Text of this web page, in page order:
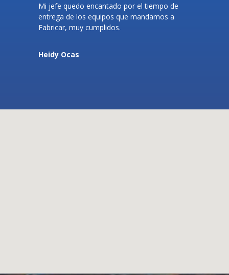
Mi jefe quedo encantado por el tiempo de
entrega de los equipos que mandamos a
Fabricar, muy cumplidos.
Heidy Ocas